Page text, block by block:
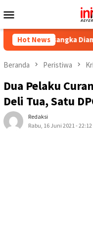
ke
Mobile
Hot NewsDiamankan
Beranda Peristiwa
Dua Pelaku
Deli Tua, Satu
Redaksi
Rabu, 16 Juni 2021 - 22:12